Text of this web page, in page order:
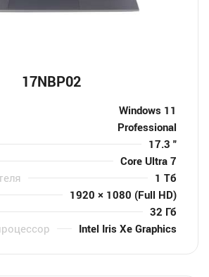
17NBP02
Windows 11
Professional
17.3 "
Core Ultra 7
1 Тб
1920 × 1080 (Full HD)
32 Гб
Intel Iris Xe Graphics